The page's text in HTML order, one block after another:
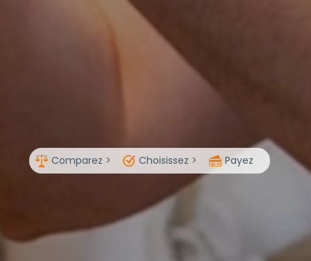
Comparez > Choisissez > Payez